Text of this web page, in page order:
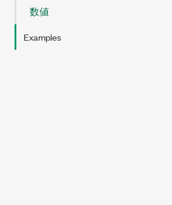
数値
Examples